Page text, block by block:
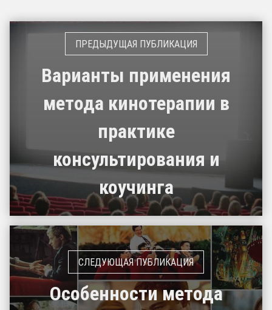
Варианты применения
метода кинотерапии в
практике
консультирования и
коучинга
Особенности метода